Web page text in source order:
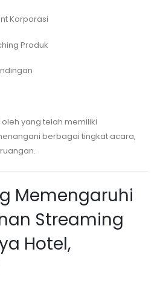
Korporasi
Produk
yang telah memiliki
berbagai tingkat acara,
Memengaruhi
Streaming
Hotel,